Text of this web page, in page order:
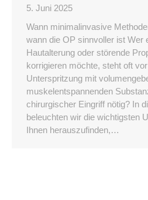
5. Juni 2025
Wann minimalinvasive
wann die OP sinnvoller ist Wer
Hautalterung oder störende
korrigieren möchte, steht oft
Unterspritzung mit
muskelentspannenden
chirurgischer Eingriff nötig? In
beleuchten wir die wichtigsten
Ihnen herauszufinden,…